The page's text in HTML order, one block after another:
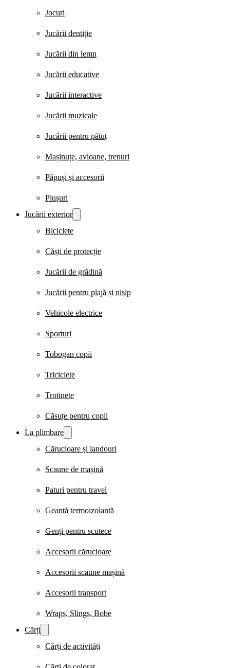
Jocuri
Jucării dentiție
Jucării din lemn
Jucării educative
Jucării interactive
Jucării muzicale
Jucării pentru pătuț
Mașinuțe, avioane, trenuri
Păpuși și accesorii
Plușuri
Jucării exterior
Biciclete
Căști de protecție
Jucării de grădină
Jucării pentru plajă și nisip
Vehicole electrice
Sporturi
Tobogan copii
Triciclete
Trotinete
Căsuțe pentru copii
La plimbare
Cărucioare și landouri
Scaune de mașină
Paturi pentru travel
Geantă termoizolantă
Genți pentru scutece
Accesorii cărucioare
Accesorii scaune mașină
Accesorii transport
Wraps, Slings, Bobe
Cărți
Cărți de activități